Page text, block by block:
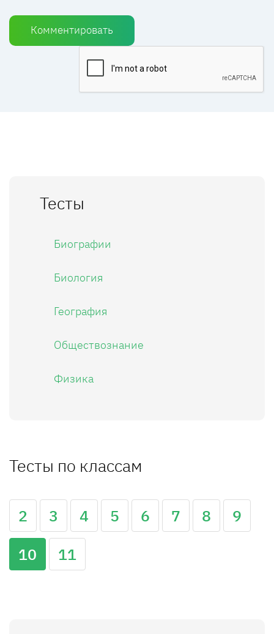
Комментировать
Тесты
Биографии
Биология
География
Обществознание
Физика
Тесты по классам
2 3 4 5 6 7 8
9
10
11